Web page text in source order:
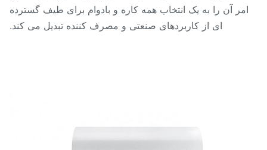
امر آن را به یک انتخاب همه کاره و بادوام برای طیف گسترده
ای از کاربردهای صنعتی و مصرف کننده تبدیل می کند.